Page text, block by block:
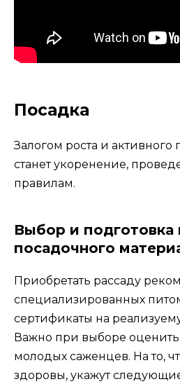
Посадка
Залогом роста и
станет укоренение,
правилам.
Выбор и подготовка
посадочного
Приобретать рассаду
специализированных
сертификаты на
Важно при выборе
молодых саженцев. На то,
здоровы, укажут